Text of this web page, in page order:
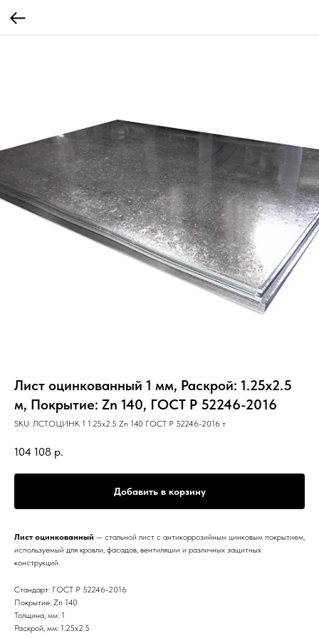
Лист оцинкованный 1 мм, Раскрой: 1.25х2.5
м, Покрытие: Zn 140, ГОСТ Р 52246-2016
SKU: ЛСТОЦИНК 1 1.25х2.5 Zn 140 ГОСТ Р 52246-2016 т
104 108 р.
Добавить в корзину
Лист оцинкованный — стальной лист с антикоррозийным цинковым покрытием,
используемый для кровли, фасадов, вентиляции и различных защитных
конструкций.
Стандарт: ГОСТ Р 52246-2016
Покрытие: Zn 140
Толщина, мм: 1
Раскрой, мм: 1.25х2.5